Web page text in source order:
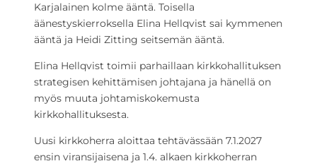
Karjalainen kolme ääntä. Toisella
äänestyskierroksella Elina Hellqvist sai kymmenen
ääntä ja Heidi Zitting seitsemän ääntä.
Elina Hellqvist toimii parhaillaan kirkkohallituksen
strategisen kehittämisen johtajana ja hänellä on
myös muuta johtamiskokemusta
kirkkohallituksesta.
Uusi kirkkoherra aloittaa tehtävässään 7.1.2027
ensin viransijaisena ja 1.4. alkaen kirkkoherran